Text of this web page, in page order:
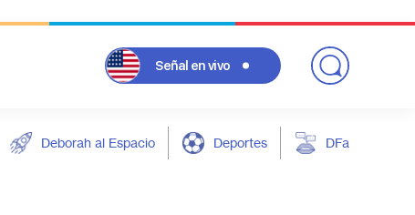
Señal en vivo
Deborah al Espacio Deportes DFarándula